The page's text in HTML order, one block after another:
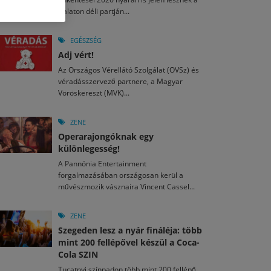
2026. JÚL. 15.
nézők 10 kedvenc filmje 2026 első félévében
2026. JÚL. 3.
án hozzánk is megérkezik a Rocktábor
2026. JÚL. 29.
a jubileumi Művészetek Völgye – még öt
kulturális ünnep
Fesztivál 2026
egy mese: 30 napos mesekihívást indít a Libri
2026. MÁJ. 11.
László kapta az Artisjus Irodalmi Nagydíjat
Balaton déli partján...
EGÉSZSÉG
Adj vért!
Az Országos Vérellátó Szolgálat (OVSz) és
véradásszervező partnere, a Magyar
Vöröskereszt (MVK)...
ZENE
Operarajongóknak egy
különlegesség!
A Pannónia Entertainment
forgalmazásában országosan kerül a
művészmozik vásznaira Vincent Cassel...
ZENE
Szegeden lesz a nyár fináléja: több
mint 200 fellépővel készül a Coca-
Cola SZIN